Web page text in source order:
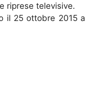
riprese televisive.
il 25 ottobre 2015 a